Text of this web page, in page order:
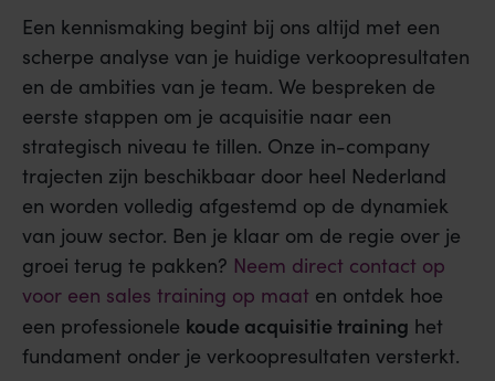
Een kennismaking begint bij ons altijd met een
scherpe analyse van je huidige verkoopresultaten
en de ambities van je team. We bespreken de
eerste stappen om je acquisitie naar een
strategisch niveau te tillen. Onze in-company
trajecten zijn beschikbaar door heel Nederland
en worden volledig afgestemd op de dynamiek
van jouw sector. Ben je klaar om de regie over je
groei terug te pakken? Neem direct contact op
voor een sales training op maat en ontdek hoe
een professionele koude acquisitie training het
fundament onder je verkoopresultaten versterkt.